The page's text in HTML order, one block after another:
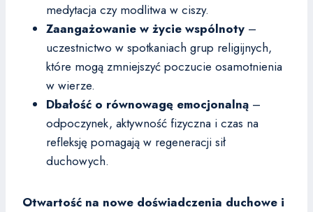
medytacja czy modlitwa w ciszy.
Zaangażowanie w życie wspólnoty –
uczestnictwo w spotkaniach grup religijnych,
które mogą zmniejszyć poczucie osamotnienia
w wierze.
Dbałość o równowagę emocjonalną –
odpoczynek, aktywność fizyczna i czas na
refleksję pomagają w regeneracji sił
duchowych.
Otwartość na nowe doświadczenia duchowe i